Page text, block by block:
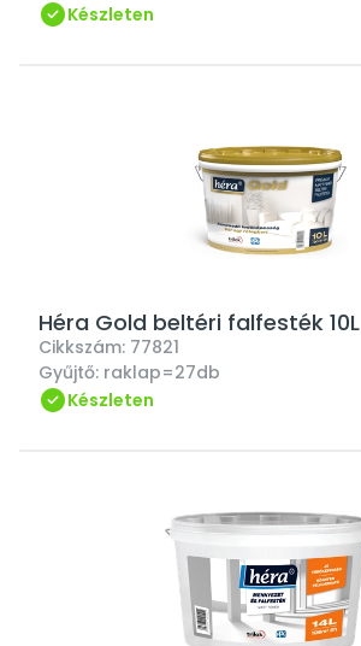
Készleten
Héra Gold beltéri falfesték 10L
Cikkszám: 77821
Gyűjtő: raklap=27db
Készleten